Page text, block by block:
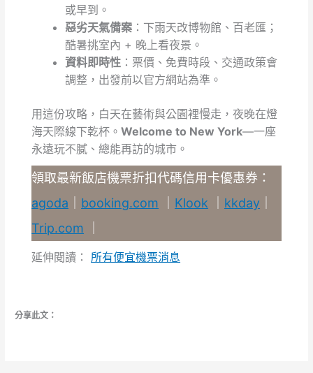
或早到。
惡劣天氣備案 ：下雨天改博物館、百老匯；
酷暑挑室內 + 晚上看夜景。
資料即時性 ：票價、免費時段、交通政策會
調整，出發前以官方網站為準。
用這份攻略，白天在藝術與公園裡慢走，夜晚在燈
海天際線下乾杯。Welcome to New York—一座
永遠玩不膩、總能再訪的城市。
領取最新飯店機票折扣代碼信用卡優惠券：
agoda
booking.com Klook kkday
Trip.com
延伸閱讀： 所有便宜機票消息
分享此文：